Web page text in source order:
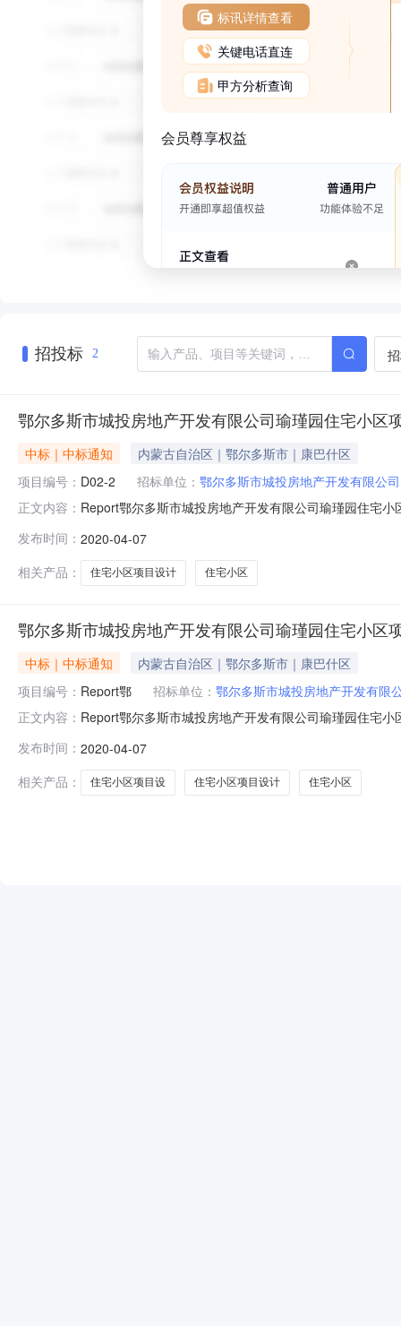
标讯详情查看
关键电话直连
甲方分析查询
会员尊享权益
招投标 2
鄂尔多斯市城投房地产开发有限公司瑜瑾园住宅小区
中标｜中标通知
内蒙古自治区｜鄂尔多斯市｜康巴什区
项目编号： D02-2 招标单位： 鄂尔多斯市城投房地产开发有限公司
正文内容： Report鄂尔多斯市城投房地产开发有限公司瑜瑾园住宅
E1506011506002337001001开标时间2020年04月01日
发布时间： 2020-04-07
相关产品：
住宅小区项目设计 住宅小区
鄂尔多斯市城投房地产开发有限公司瑜瑾园住宅小区
中标｜中标通知
内蒙古自治区｜鄂尔多斯市｜康巴什区
项目编号： Report鄂 招标单位： 鄂尔多斯市城投房地产开发有限
正文内容： Report鄂尔多斯市城投房地产开发有限公司瑜瑾园住宅
E1506011506002337001001开标时间2020年04月01日
发布时间： 2020-04-07
相关产品：
住宅小区项目设 住宅小区项目设计 住宅小区